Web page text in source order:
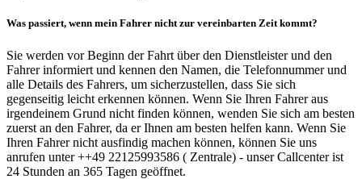
Was passiert, wenn mein Fahrer nicht zur vereinbarten Zeit kommt?
Sie werden vor Beginn der Fahrt über den Dienstleister und den
Fahrer informiert und kennen den Namen, die Telefonnummer und
alle Details des Fahrers, um sicherzustellen, dass Sie sich
gegenseitig leicht erkennen können. Wenn Sie Ihren Fahrer aus
irgendeinem Grund nicht finden können, wenden Sie sich am besten
zuerst an den Fahrer, da er Ihnen am besten helfen kann. Wenn Sie
Ihren Fahrer nicht ausfindig machen können, können Sie uns
anrufen unter ++49 22125993586 ( Zentrale) - unser Callcenter ist
24 Stunden an 365 Tagen geöffnet.